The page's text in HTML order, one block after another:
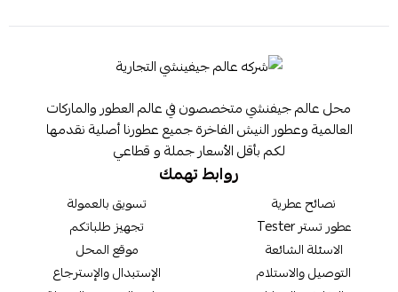
محل عالم جيفنشي متخصصون في عالم العطور والماركات
العالمية وعطور النيش الفاخرة جميع عطورنا أصلية نقدمها
لكم بأقل الأسعار جملة و قطاعي
روابط تهمك
نصائح عطرية
عطور تستر Tester
الاسئلة الشائعة
التوصيل والاستلام
تسويق بالعمولة
تجهيز طلباتكم
موقع المحل
الإستبدال والإسترجاع